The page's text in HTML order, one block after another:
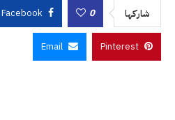
شاركها 0
Facebook
Pinterest
Email